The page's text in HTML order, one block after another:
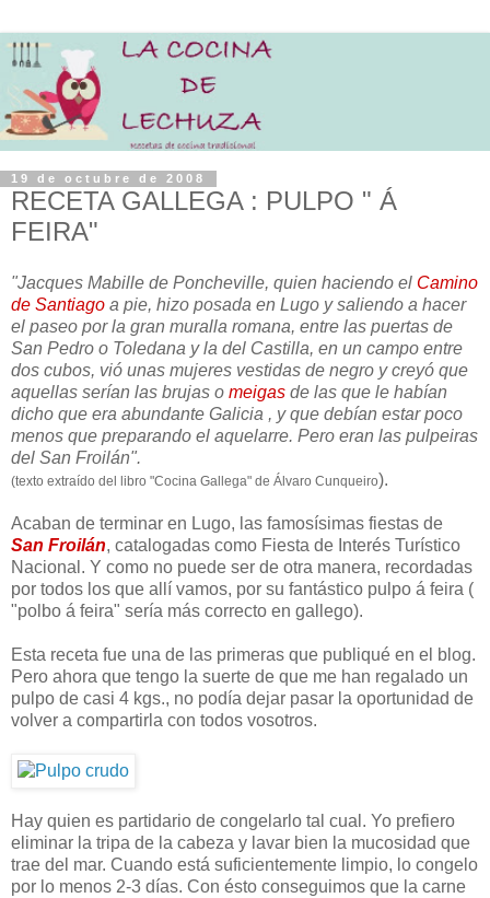
19 de octubre de 2008
RECETA GALLEGA : PULPO " Á
FEIRA"
"Jacques Mabille de Poncheville, quien haciendo el Camino
de Santiago a pie, hizo posada en Lugo y saliendo a hacer
el paseo por la gran muralla romana, entre las puertas de
San Pedro o Toledana y la del Castilla, en un campo entre
dos cubos, vió unas mujeres vestidas de negro y creyó que
aquellas serían las brujas o meigas de las que le habían
dicho que era abundante Galicia , y que debían estar poco
menos que preparando el aquelarre. Pero eran las pulpeiras
del San Froilán".
(texto extraído del libro "Cocina Gallega" de Álvaro Cunqueiro).
Acaban de terminar en Lugo, las famosísimas fiestas de
San Froilán, catalogadas como Fiesta de Interés Turístico
Nacional. Y como no puede ser de otra manera, recordadas
por todos los que allí vamos, por su fantástico pulpo á feira (
"polbo á feira" sería más correcto en gallego).
Esta receta fue una de las primeras que publiqué en el blog.
Pero ahora que tengo la suerte de que me han regalado un
pulpo de casi 4 kgs., no podía dejar pasar la oportunidad de
volver a compartirla con todos vosotros.
Hay quien es partidario de congelarlo tal cual. Yo prefiero
eliminar la tripa de la cabeza y lavar bien la mucosidad que
trae del mar. Cuando está suficientemente limpio, lo congelo
por lo menos 2-3 días. Con ésto conseguimos que la carne